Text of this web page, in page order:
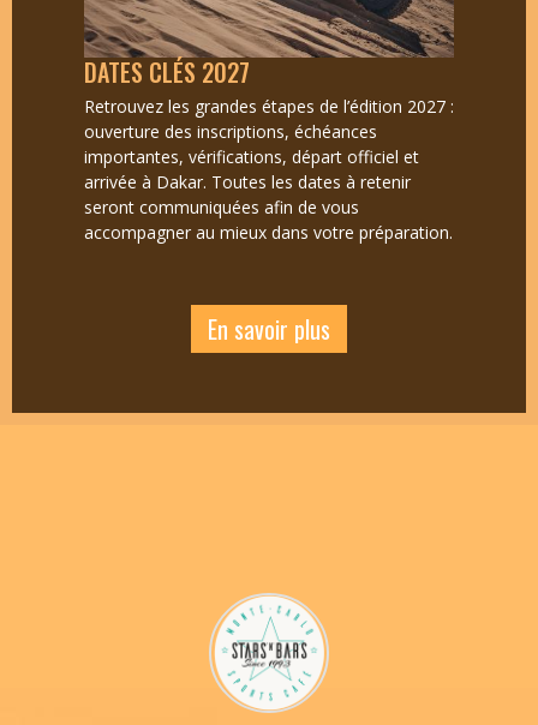
DATES CLÉS 2027
Retrouvez les grandes étapes de l’édition 2027 :
ouverture des inscriptions, échéances
importantes, vérifications, départ officiel et
arrivée à Dakar. Toutes les dates à retenir
seront communiquées afin de vous
accompagner au mieux dans votre préparation.
En savoir plus